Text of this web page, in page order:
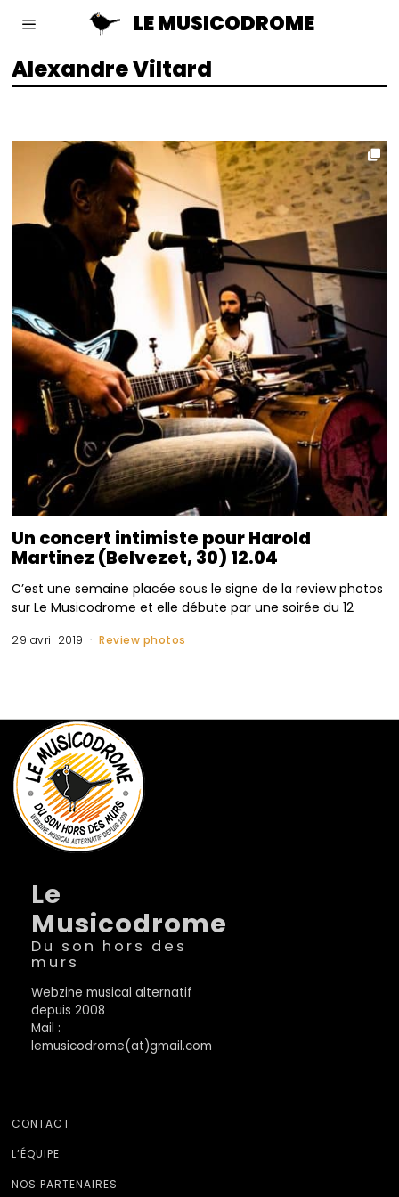
LE MUSICODROME
Alexandre Viltard
Un concert intimiste pour Harold
Martinez (Belvezet, 30) 12.04
C’est une semaine placée sous le signe de la review photos
sur Le Musicodrome et elle débute par une soirée du 12
29 avril 2019 Review photos
Le
Musicodrome
Du son hors des
murs
Webzine musical alternatif
depuis 2008
Mail :
lemusicodrome(at)gmail.com
CONTACT
L’ÉQUIPE
NOS PARTENAIRES